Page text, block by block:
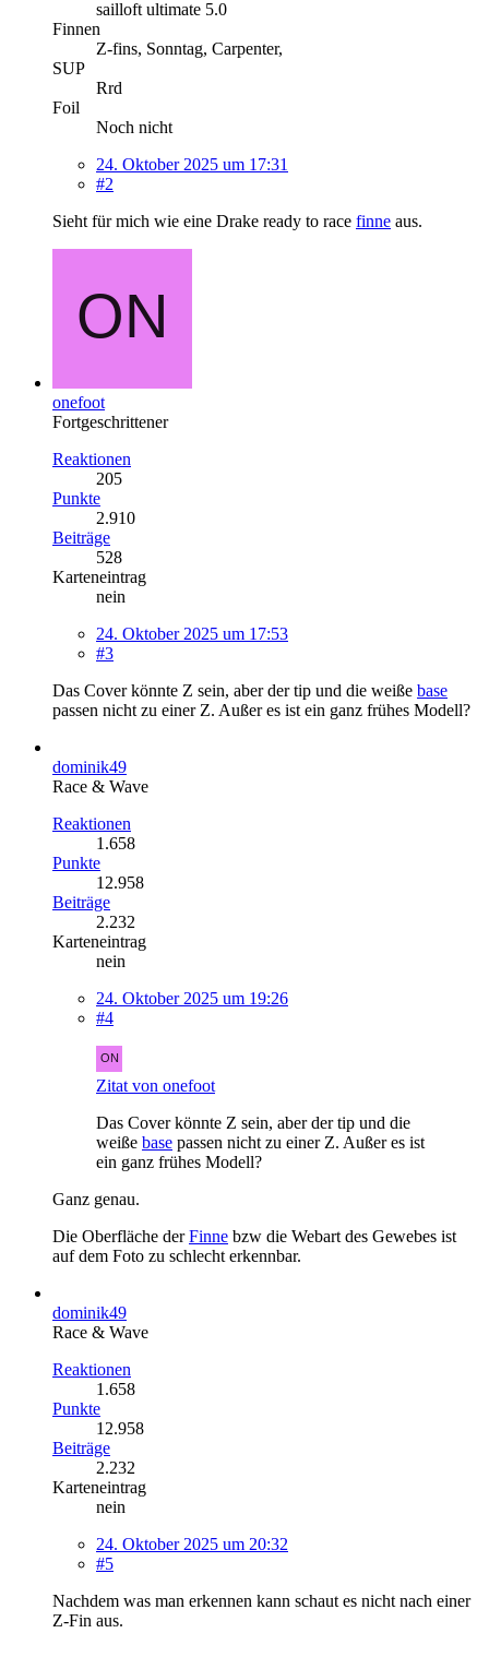
sailloft ultimate 5.0
Finnen
Z-fins, Sonntag, Carpenter,
SUP
Rrd
Foil
Noch nicht
24. Oktober 2025 um 17:31
#2
Sieht für mich wie eine Drake ready to race finne aus.
onefoot
Fortgeschrittener
Reaktionen
205
Punkte
2.910
Beiträge
528
Karteneintrag
nein
24. Oktober 2025 um 17:53
#3
Das Cover könnte Z sein, aber der tip und die weiße base
passen nicht zu einer Z. Außer es ist ein ganz frühes Modell?
dominik49
Race & Wave
Reaktionen
1.658
Punkte
12.958
Beiträge
2.232
Karteneintrag
nein
24. Oktober 2025 um 19:26
#4
Zitat von onefoot
Das Cover könnte Z sein, aber der tip und die
weiße base passen nicht zu einer Z. Außer es ist
ein ganz frühes Modell?
Ganz genau.
Die Oberfläche derFinne bzw die Webart des Gewebes ist
auf dem Foto zu schlecht erkennbar.
dominik49
Race & Wave
Reaktionen
1.658
Punkte
12.958
Beiträge
2.232
Karteneintrag
nein
24. Oktober 2025 um 20:32
#5
Nachdem was man erkennen kann schaut es nicht nach einer
Z-Fin aus.